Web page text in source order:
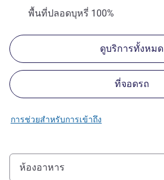
พื้นที่ปลอดบุหรี่ 100%
ดูบริการทั้งหมด
ที่จอดรถ
การช่วยสำหรับการเข้าถึง
ห้องอาหาร